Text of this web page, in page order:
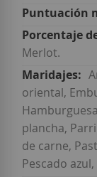
Merlot.
oriental,
plancha,
de carne,
Pescado